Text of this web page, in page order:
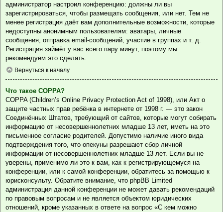
администратор настроил конференцию: должны ли вы
зарегистрироваться, чтобы размещать сообщения, или нет. Тем не
менее регистрация даёт вам дополнительные возможности, которые
недоступны анонимным пользователям: аватары, личные
сообщения, отправка email-сообщений, участие в группах и т. д.
Регистрация займёт у вас всего пару минут, поэтому мы
рекомендуем это сделать.
Вернуться к началу
Что такое COPPA?
COPPA (Children’s Online Privacy Protection Act of 1998), или Акт о
защите частных прав ребёнка в интернете от 1998 г. — это закон
Соединённых Штатов, требующий от сайтов, которые могут собирать
информацию от несовершеннолетних младше 13 лет, иметь на это
письменное согласие родителей. Допустимо наличие иного вида
подтверждения того, что опекуны разрешают сбор личной
информации от несовершеннолетних младше 13 лет. Если вы не
уверены, применимо ли это к вам, как к регистрирующемуся на
конференции, или к самой конференции, обратитесь за помощью к
юрисконсульту. Обратите внимание, что phpBB Limited
администрация данной конференции не может давать рекомендаций
по правовым вопросам и не является объектом юридических
отношений, кроме указанных в ответе на вопрос «С кем можно